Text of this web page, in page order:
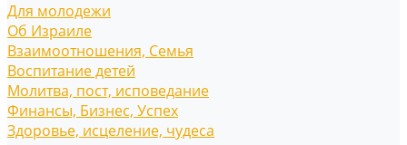
Для молодежи
Об Израиле
Взаимоотношения, Cемья
Воспитание детей
Молитва, пост, исповедание
Финансы, Бизнес, Успех
Здоровье, исцеление, чудеса